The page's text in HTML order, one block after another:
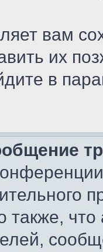
вам
их
в
что